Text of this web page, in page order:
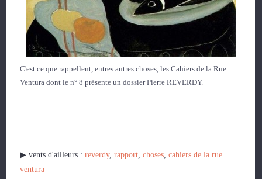
C'est ce que rappellent, entres autres choses, les Cahiers de la Rue
Ventura dont le n° 8 présente un dossier Pierre REVERDY.
▶︎ vents d'ailleurs :reverdy,rapport,choses,cahiers de la rue
ventura